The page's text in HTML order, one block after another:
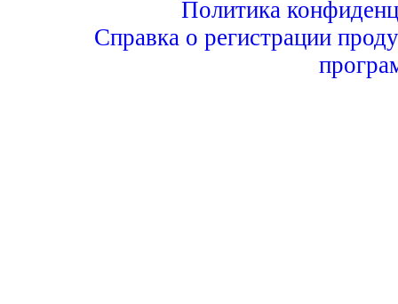
Политика
Справка о регистрации